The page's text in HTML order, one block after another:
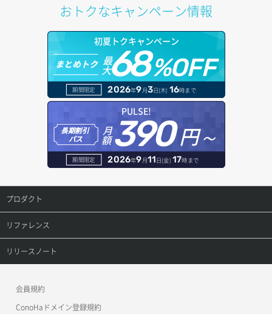
ポートデタッチ
ボリュームアタッチ
ボリュームデタッチ
オブジェクトダウンロード
オブジェクトバージョン管理
オブジェクト一覧取得
オブジェクト削除
オブジェクト削除予約
オブジェクト複製
オブジェクト詳細取得
コンテナ一覧取得
コンテナ作成
コンテナ削除
ドメイン情報登録
ドメイン詳細取得
レコード一覧取得
レコード作成
レコード更新
レコード詳細取得
おトクなキャンペーン情報
初夏トクキャンペーン
まとめトク 最
大68%OFF
期間限定 2026年9月3日(木) 16時まで
PULSE!
長期割引
パス
月
額390円～
期間限定 2026年9月11日(金) 17時まで
プロダクト
プロダクトトップ
ConoHa VPS(Ver.3.0)
ConoHa for GAME
リファレンス
リファレンストップ
リリースノート
会員規約
ConoHaドメイン登録規約